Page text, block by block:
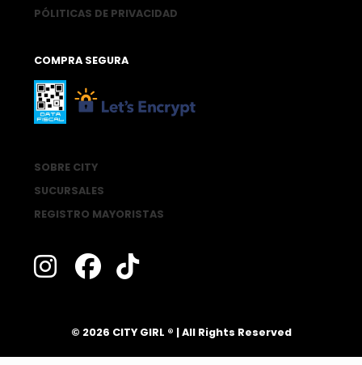
PÓLITICAS DE PRIVACIDAD
COMPRA SEGURA
SOBRE CITY
SUCURSALES
REGISTRO MAYORISTAS
© 2026 CITY GIRL ® | All Rights Reserved